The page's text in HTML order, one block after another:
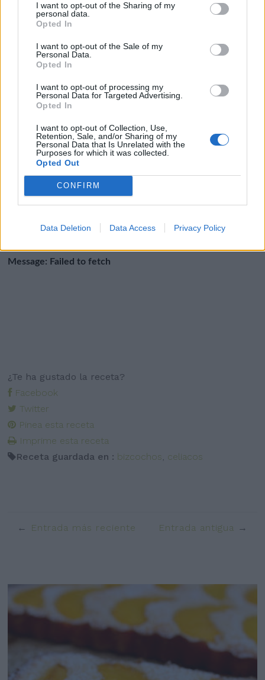
I want to opt-out of the Sharing of my
personal data.
Opted In
I want to opt-out of the Sale of my
Personal Data.
Opted In
I want to opt-out of processing my
Personal Data for Targeted Advertising.
Opted In
I want to opt-out of Collection, Use,
Retention, Sale, and/or Sharing of my
Personal Data that Is Unrelated with the
Purposes for which it was collected.
Opted Out
CONFIRM
Data Deletion Data Access Privacy Policy
¿Te ha gustado la receta?
Facebook
Twitter
Pinea esta receta
Imprime esta receta
Receta guardada en : bizcochos celiacos
Entrada más reciente Entrada antigua